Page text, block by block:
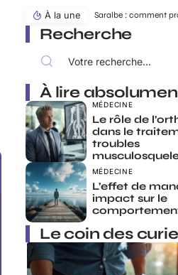
À la une
Recherche
À lire
MÉDECINE
Le rôle de
dans le
troubles
MÉDECINE
L’effet de
impact sur le
Le coin des